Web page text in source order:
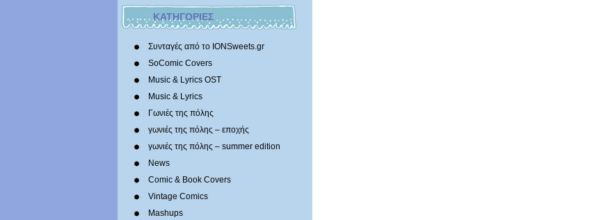
ΚΑΤΗΓΟΡΙΕΣ
Συνταγές από το IONSweets.gr
SoComic Covers
Music & Lyrics OST
Music & Lyrics
Γωνιές της πόλης
γωνιές της πόλης – εποχής
γωνιές της πόλης – summer edition
News
Comic & Book Covers
Vintage Comics
Mashups